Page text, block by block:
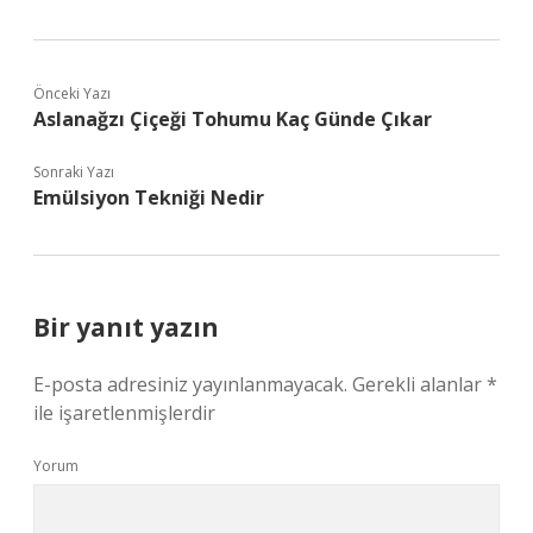
Önceki Yazı
Aslanağzı Çiçeği Tohumu Kaç Günde Çıkar
Sonraki Yazı
Emülsiyon Tekniği Nedir
Bir yanıt yazın
E-posta adresiniz yayınlanmayacak. Gerekli alanlar*
ile işaretlenmişlerdir
Yorum